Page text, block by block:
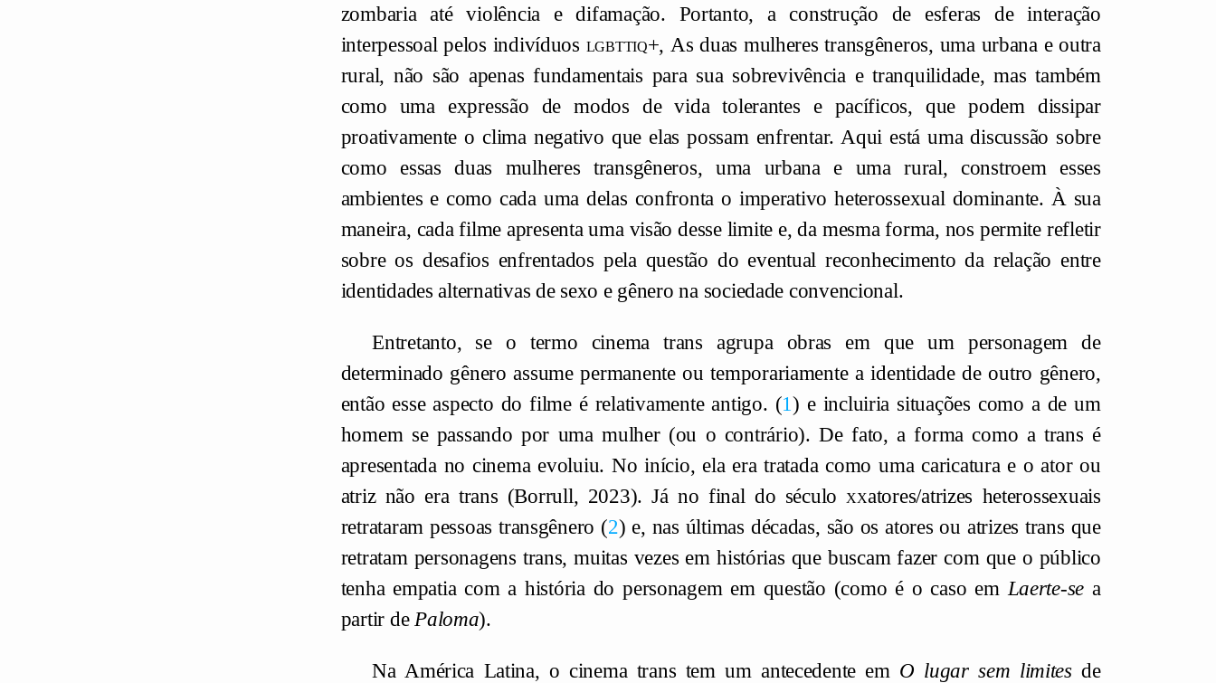
zombaria até violência e difamação. Portanto, a construção de esferas de interação
interpessoal pelos indivíduos lgbttiq+, As duas mulheres transgêneros, uma urbana e outra
rural, não são apenas fundamentais para sua sobrevivência e tranquilidade, mas também
como uma expressão de modos de vida tolerantes e pacíficos, que podem dissipar
proativamente o clima negativo que elas possam enfrentar. Aqui está uma discussão sobre
como essas duas mulheres transgêneros, uma urbana e uma rural, constroem esses
ambientes e como cada uma delas confronta o imperativo heterossexual dominante. À sua
maneira, cada filme apresenta uma visão desse limite e, da mesma forma, nos permite refletir
sobre os desafios enfrentados pela questão do eventual reconhecimento da relação entre
identidades alternativas de sexo e gênero na sociedade convencional.
Entretanto, se o termo cinema trans agrupa obras em que um personagem de
determinado gênero assume permanente ou temporariamente a identidade de outro gênero,
então esse aspecto do filme é relativamente antigo.
1
e incluiria situações como a de um
homem se passando por uma mulher (ou o contrário). De fato, a forma como a trans é
apresentada no cinema evoluiu. No início, ela era tratada como uma caricatura e o ator ou
atriz não era trans (Borrull, 2023). Já no final do século xxatores/atrizes heterossexuais
retrataram pessoas transgênero
2
e, nas últimas décadas, são os atores ou atrizes trans que
retratam personagens trans, muitas vezes em histórias que buscam fazer com que o público
tenha empatia com a história do personagem em questão (como é o caso em Laerte-se a
partir de Paloma).
Na América Latina, o cinema trans tem um antecedente em O lugar sem limitesde